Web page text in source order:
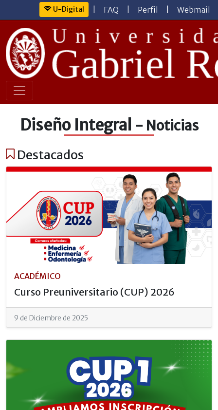
U-Digital FAQ Perfil Webmail
Diseño Integral - Noticias
Destacados
ACADÉMICO
Curso Preuniversitario (CUP) 2026
9 de Diciembre de 2025